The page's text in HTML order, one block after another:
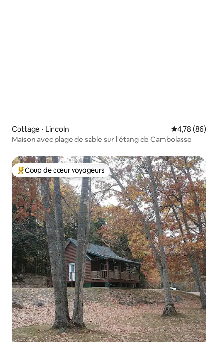
Cottage ⋅ Lincoln Évaluation
4,78 (86)
Maison avec plage de sable sur l'étang de Cambolasse
Coups de cœur voyageurs les plus appréciés
Coup de cœur voyageurs